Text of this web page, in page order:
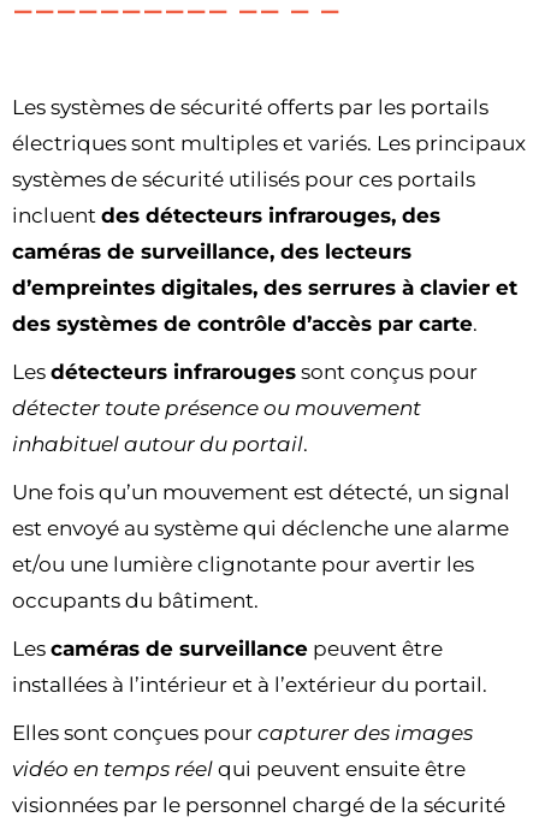
Les systèmes de sécurité offerts par les portails
électriques sont multiples et variés. Les principaux
systèmes de sécurité utilisés pour ces portails
incluent des détecteurs infrarouges, des
caméras de surveillance, des lecteurs
d’empreintes digitales, des serrures à clavier et
des systèmes de contrôle d’accès par carte.
Les détecteurs infrarouges sont conçus pour
détecter toute présence ou mouvement
inhabituel autour du portail.
Une fois qu’un mouvement est détecté, un signal
est envoyé au système qui déclenche une alarme
et/ou une lumière clignotante pour avertir les
occupants du bâtiment.
Les caméras de surveillance peuvent être
installées à l’intérieur et à l’extérieur du portail.
Elles sont conçues pour capturer des images
vidéo en temps réel qui peuvent ensuite être
visionnées par le personnel chargé de la sécurité